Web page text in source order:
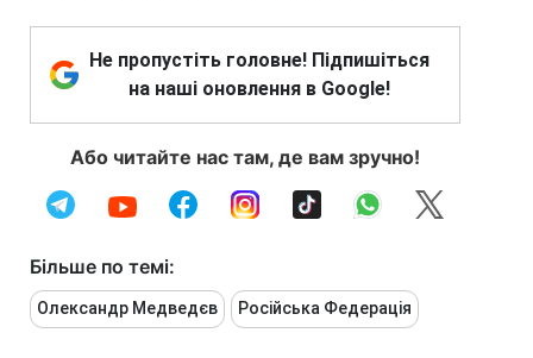
Не пропустіть головне! Підпишіться
на наші оновлення в Google!
Або читайте нас там, де вам зручно!
Більше по темі:
Олександр Медведєв Російська Федерація